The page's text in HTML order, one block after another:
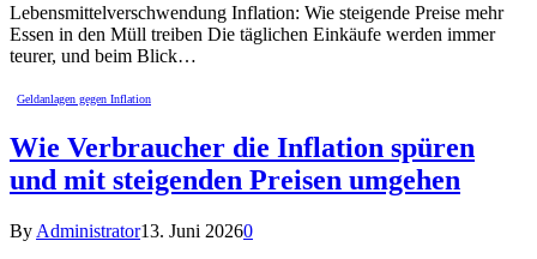
Lebensmittelverschwendung Inflation: Wie steigende Preise mehr
Essen in den Müll treiben Die täglichen Einkäufe werden immer
teurer, und beim Blick…
Geldanlagen gegen Inflation
Wie Verbraucher die Inflation spüren
und mit steigenden Preisen umgehen
By Administrator13. Juni 20260